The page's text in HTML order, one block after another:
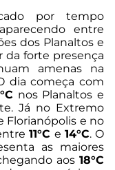
por tempo
entre
dos Planaltos e
da forte presença
amenas na
dia começa com
nos Planaltos e
Já no Extremo
Florianópolis e no
11°C e 14°C. O
as maiores
aos 18°C